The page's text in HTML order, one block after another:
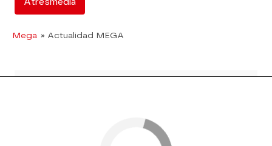
Atresmedia
Mega » Actualidad MEGA